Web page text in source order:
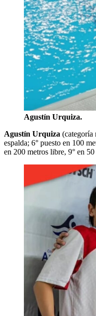
Agustín Urquiza.
Agustín Urquiza (categoría
espalda; 6° puesto en 100
en 200 metros libre, 9° en